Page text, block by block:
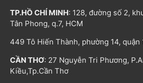
TP.HỒ CHÍ MINH: 128, đường số 2,
Tân Phong, q.7, HCM
449 Tô Hiến Thành, phường 14, quận
CẦN THƠ: 27 Nguyễn Tri Phương,
Kiều,Tp.Cần Thơ